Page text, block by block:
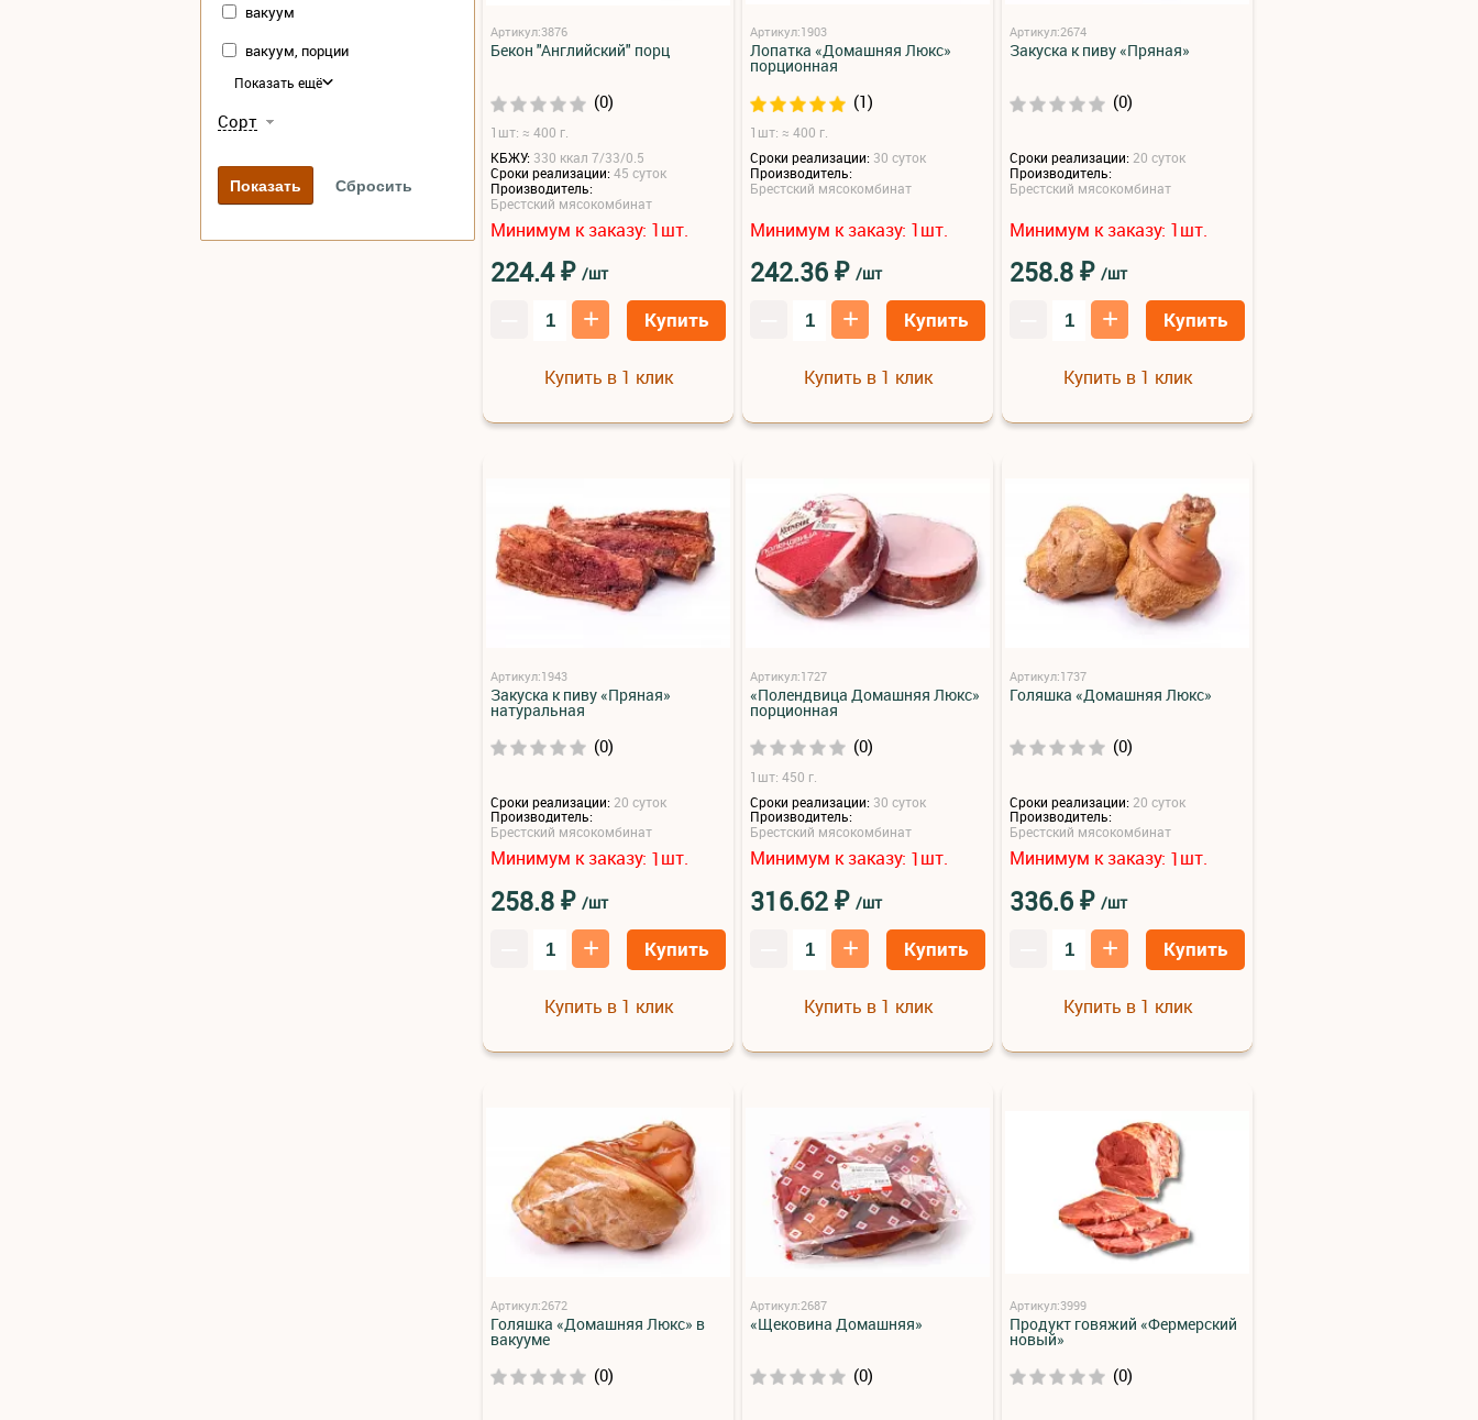
вакуум
вакуум, порции
Показать ещё
Сорт
Артикул:3876
Бекон "Английский" порц
(0)
1шт: ≈ 400 г.
КБЖУ: 330 ккал 7/33/0.5
Сроки реализации:45 суток
Производитель:
Брестский мясокомбинат
Минимум к заказу: 1шт.
224.4₽ /шт
+ Купить
Купить в 1 клик
Артикул:1903
Лопатка «Домашняя Люкс»
порционная
(1)
1шт: ≈ 400 г.
Сроки реализации: 30 суток
Производитель:
Брестский мясокомбинат
Минимум к заказу: 1шт.
242.36₽ /шт
+ Купить
Купить в 1 клик
Артикул:2674
Закуска к пиву «Пряная»
(0)
Сроки реализации: 20 суток
Производитель:
Брестский мясокомбинат
Минимум к заказу: 1шт.
258.8₽ /шт
+ Купить
Купить в 1 клик
Артикул:1943
Закуска к пиву «Пряная»
натуральная
(0)
Сроки реализации: 20 суток
Производитель:
Брестский мясокомбинат
Минимум к заказу: 1шт.
258.8₽ /шт
+ Купить
Купить в 1 клик
Артикул:1727
«Полендвица Домашняя Люкс»
порционная
(0)
1шт: 450 г.
Сроки реализации: 30 суток
Производитель:
Брестский мясокомбинат
Минимум к заказу: 1шт.
316.62₽ /шт
+ Купить
Купить в 1 клик
Артикул:1737
Голяшка «Домашняя Люкс»
(0)
Сроки реализации: 20 суток
Производитель:
Брестский мясокомбинат
Минимум к заказу: 1шт.
336.6₽ /шт
+ Купить
Купить в 1 клик
Артикул:2672
Голяшка «Домашняя Люкс» в
вакууме
(0)
Артикул:2687
«Щековина Домашняя»
(0)
Артикул:3999
Продукт говяжий «Фермерский
новый»
(0)